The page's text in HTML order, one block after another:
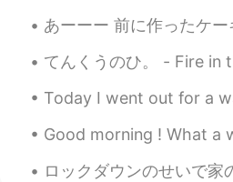
ら、「思」である。
EN JP
@Hiroよかった! 考え
がとう! やっぱり,言
ですよね。こんなこ
あーーー 前に作ったケーキとくらべよって思ってさかのぼったら、 うわあああ、何これ😵ちょー下手くそうじ
てんくうのひ。 - Fire in the sky. This is 🔹️PART 2 of my
Today I went out for a walk. I saw these fabulous💖 cars.
Good morning ! What a wonderful thought is that some of
ロックダウンのせいで家の近くと庭にあるお花しか見られません。だから来年の春のお花はきっと綺麗だと思います。 ロック